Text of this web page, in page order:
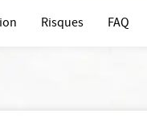
Risques FAQ